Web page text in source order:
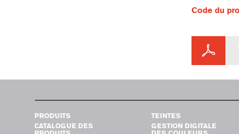
Code du
PRODUITS
CATALOGUE DES
TEINTES
GESTION DIGITALE